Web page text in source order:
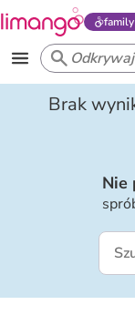
family
Brak
Nie